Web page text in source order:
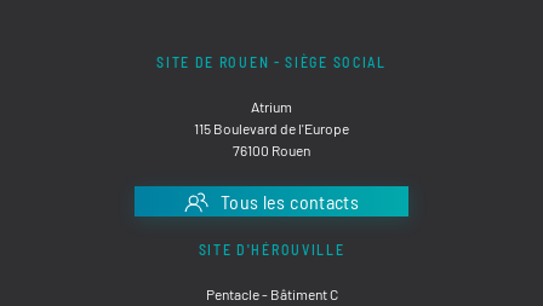
SITE DE ROUEN - SIÈGE SOCIAL
Atrium
115 Boulevard de l'Europe
76100 Rouen
Tous les contacts
SITE D'HÉROUVILLE
Pentacle - Bâtiment C